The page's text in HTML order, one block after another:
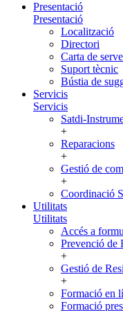
Presentació
Presentació
Localització
Directori
Carta de
Suport tècnic
Bústia de
Servicis
Servicis
Satdi-
+
Reparacions
+
Gestió de
+
Coordinació
Utilitats
Utilitats
Accés a
Prevenció de
+
Gestió de
+
Formació en
Formació